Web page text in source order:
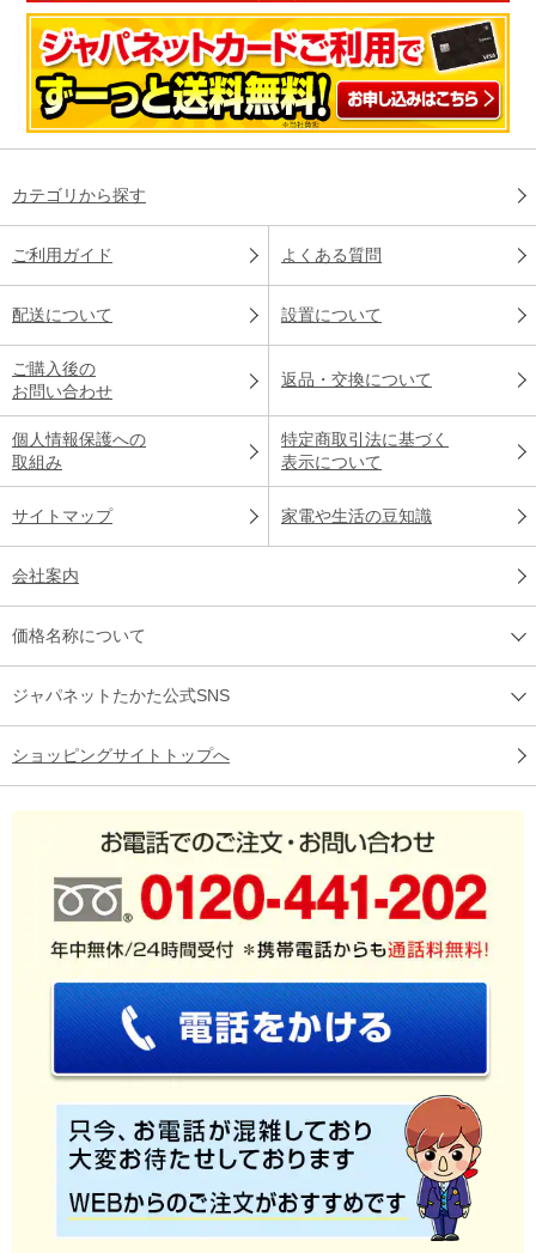
カテゴリから探す
ご利用ガイド よくある質問
配送について 設置について
ご購入後の
お問い合わせ
返品・交換について
個人情報保護への
取組み
特定商取引法に基づく
表示について
サイトマップ 家電や生活の豆知識
会社案内
価格名称について
ジャパネットたかた公式SNS
ショッピングサイトトップへ